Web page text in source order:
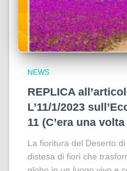
NEWS
REPLICA
L’11/1/2023
11 (C’era una
La fioritura del Deserto
distesa di fiori che